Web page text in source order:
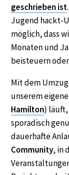
geschrieben ist
Jugend hackt-
möglich, dass
Monaten und
beisteuern
Mit dem
unserem
Hamilton)
sporadisch
dauerhafte
Community, in